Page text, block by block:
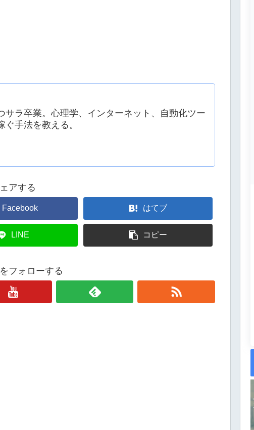
サラ卒業。心理学、インターネット、自動化ツー
手法を教える。
アする
Facebook はてブ
LINE コピー
フォローする